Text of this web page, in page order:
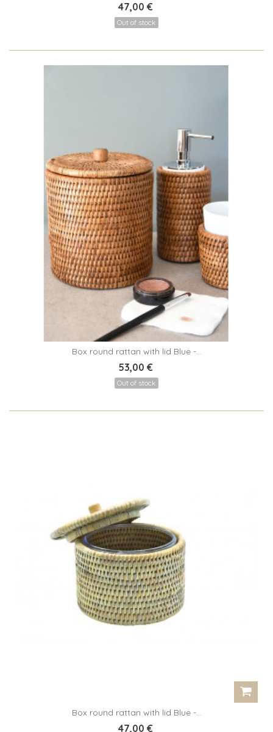
47,00 €
Out of stock
Box round rattan with lid Blue -...
53,00 €
Out of stock
Box round rattan with lid Blue -...
47,00 €